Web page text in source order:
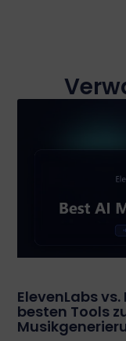
ElevenLabs vs.
besten Tools